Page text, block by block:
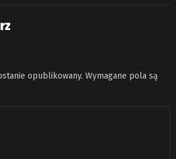
opublikowany. Wymagane pola są